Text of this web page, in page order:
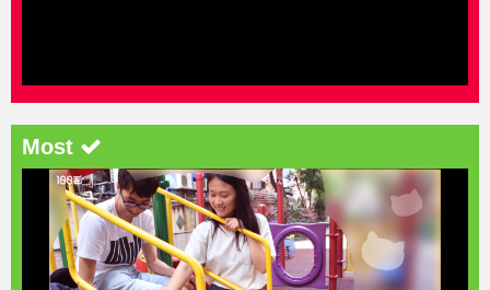
Most